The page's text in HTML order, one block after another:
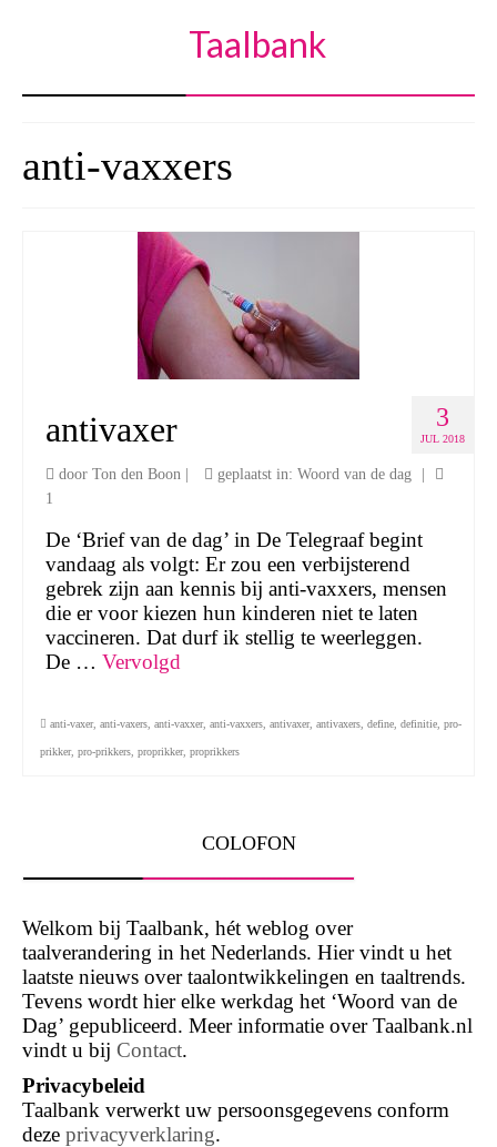
Taalbank
anti-vaxxers
3
JUL 2018
antivaxer
door Ton den Boon geplaatst in: Woord van de dag
1
De ‘Brief van de dag’ in De Telegraaf begint
vandaag als volgt: Er zou een verbijsterend
gebrek zijn aan kennis bij anti-vaxxers, mensen
die er voor kiezen hun kinderen niet te laten
vaccineren. Dat durf ik stellig te weerleggen.
De … Vervolgd
anti-vaxer, anti-vaxers anti-vaxxer, anti-vaxxers antivaxer, antivaxers define definitie pro-
prikker, pro-prikkers proprikker, proprikkers
COLOFON
Welkom bij Taalbank, hét weblog over
taalverandering in het Nederlands. Hier vindt u het
laatste nieuws over taalontwikkelingen en taaltrends.
Tevens wordt hier elke werkdag het ‘Woord van de
Dag’ gepubliceerd. Meer informatie over Taalbank.nl
vindt u bij Contact.
Privacybeleid
Taalbank verwerkt uw persoonsgegevens conform
deze privacyverklaring.